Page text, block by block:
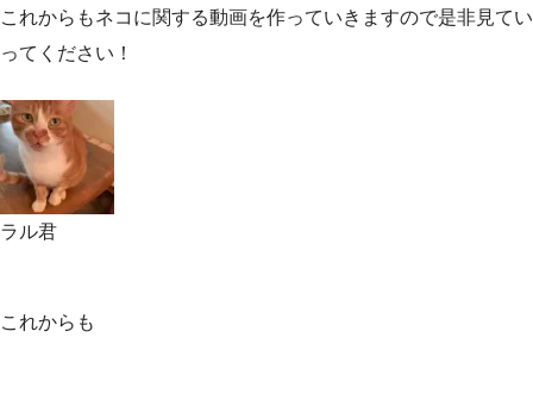
これからもネコに関する動画を作っていきますので是非見てい
ってください！
ラル君
これからも